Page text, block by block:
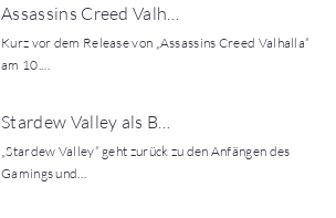
Assassins Creed Valh…
Kurz vor dem Release von „Assassins Creed Valhalla“
am 10.…
Stardew Valley als B…
„Stardew Valley“ geht zurück zu den Anfängen des
Gamings und…